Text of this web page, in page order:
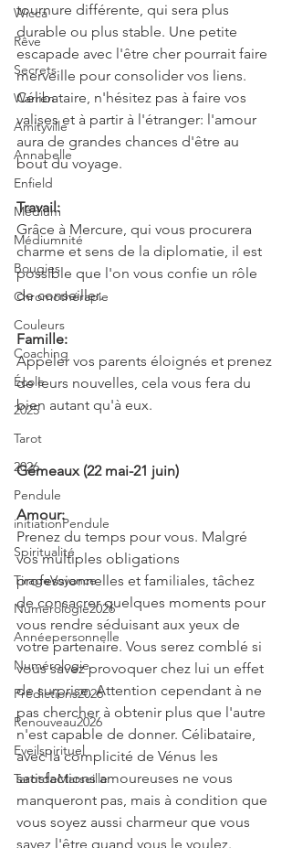
Wicca
Rêve
Secrets
Warren
Amityville
Annabelle
Enfield
Médium
Médiumnité
Bougies
Chromothérapie
Couleurs
Coaching
École
2025
Tarot
2026
Pendule
initiationPendule
Spiritualité
TirageVoyance
Numérologie2026
Annéepersonnelle
Numérologie
Prédictions2026
Renouveau2026
Eveilspirituel
TarotdeMarseille
tournure différente, qui sera plus
durable ou plus stable. Une petite
escapade avec l'être cher pourrait faire
merveille pour consolider vos liens.
Célibataire, n'hésitez pas à faire vos
valises et à partir à l'étranger: l'amour
aura de grandes chances d'être au
bout du voyage.
Travail:
Grâce à Mercure, qui vous procurera
charme et sens de la diplomatie, il est
possible que l'on vous confie un rôle
de conseiller.
Famille:
Appeler vos parents éloignés et prenez
de leurs nouvelles, cela vous fera du
bien autant qu'à eux.
Gémeaux (22 mai-21 juin)
Amour:
Prenez du temps pour vous. Malgré
vos multiples obligations
professionnelles et familiales, tâchez
de consacrer quelques moments pour
vous rendre séduisant aux yeux de
votre partenaire. Vous serez comblé si
vous savez provoquer chez lui un effet
de surprise. Attention cependant à ne
pas chercher à obtenir plus que l'autre
n'est capable de donner. Célibataire,
avec la complicité de Vénus les
satisfactions amoureuses ne vous
manqueront pas, mais à condition que
vous soyez aussi charmeur que vous
savez l'être quand vous le voulez.